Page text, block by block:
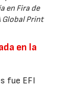
en Fira de
Global Print
en la
fue EFI